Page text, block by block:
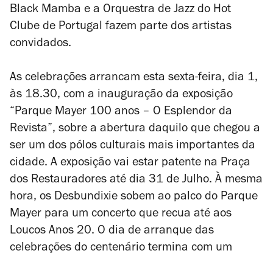
Black Mamba e a Orquestra de Jazz do Hot
Clube de Portugal fazem parte dos artistas
convidados.
As celebrações arrancam esta sexta-feira, dia 1,
às 18.30, com a inauguração da exposição
“Parque Mayer 100 anos – O Esplendor da
Revista”, sobre a abertura daquilo que chegou a
ser um dos pólos culturais mais importantes da
cidade. A exposição vai estar patente na Praça
dos Restauradores até dia 31 de Julho. À mesma
hora, os Desbundixie sobem ao palco do Parque
Mayer para um concerto que recua até aos
Loucos Anos 20. O dia de arranque das
celebrações do centenário termina com um